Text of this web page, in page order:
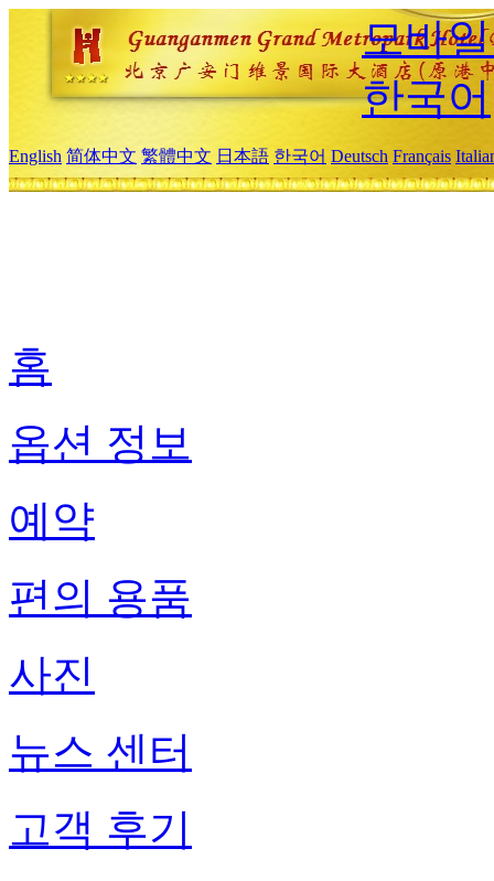
모바
한국어
English 简体中文 繁體中文 日本語 한국어 Deutsch Français
홈
옵션 정보
예약
편의 용품
사진
뉴스 센터
고객 후기